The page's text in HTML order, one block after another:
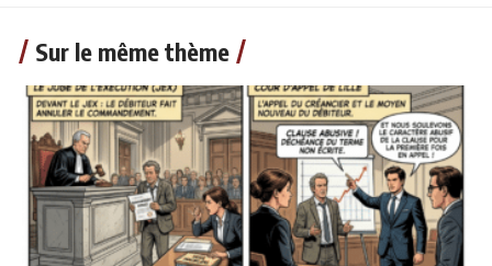
Sur le même thème